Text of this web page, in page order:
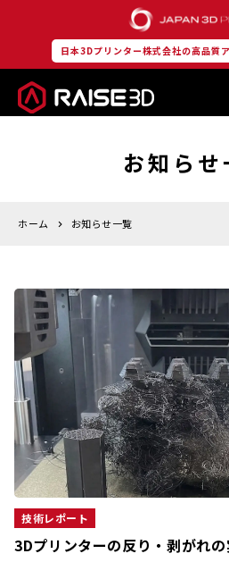
日本3Dプリンター株式会社の高品質
お知らせ
ホーム お知らせ一覧
技術レポート
3Dプリンターの反り・剥がれ